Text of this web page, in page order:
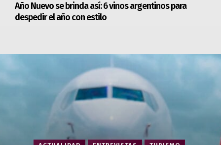
Año Nuevo se brinda así: 6 vinos argentinos para
despedir el año con estilo